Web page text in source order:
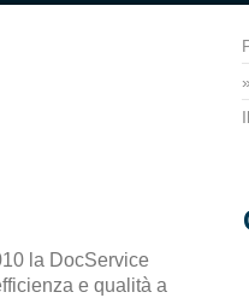
la DocService
e qualità a